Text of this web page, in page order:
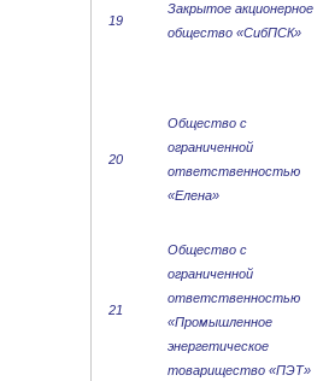
19
Закрытое акционерное
общество «СибПСК»
20
Общество с
ограниченной
ответственностью
«Елена»
21
Общество с
ограниченной
ответственностью
«Промышленное
энергетическое
товарищество «ПЭТ»